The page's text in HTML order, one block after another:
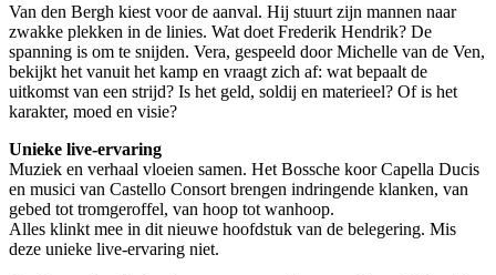
Van den Bergh kiest voor de aanval. Hij stuurt zijn mannen naar
zwakke plekken in de linies. Wat doet Frederik Hendrik? De
spanning is om te snijden. Vera, gespeeld door Michelle van de Ven,
bekijkt het vanuit het kamp en vraagt zich af: wat bepaalt de
uitkomst van een strijd? Is het geld, soldij en materieel? Of is het
karakter, moed en visie?
Unieke live-ervaring
Muziek en verhaal vloeien samen. Het Bossche koor Capella Ducis
en musici van Castello Consort brengen indringende klanken, van
gebed tot tromgeroffel, van hoop tot wanhoop.
Alles klinkt mee in dit nieuwe hoofdstuk van de belegering. Mis
deze unieke live-ervaring niet.